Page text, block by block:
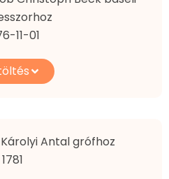
11-01
Antal grófhoz
1781